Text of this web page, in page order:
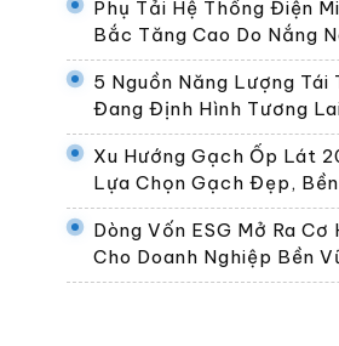
Phụ Tải Hệ Thống Điện
Bắc Tăng Cao Do Nắng
Dự Kiến Gần 30.000 MW
24/6
5 Nguồn Năng Lượng Tái
Đang Định Hình Tương
Của Thế Giới
Xu Hướng Gạch Ốp Lát
Lựa Chọn Gạch Đẹp,
Phù Hợp Không Gian
Đại
Dòng Vốn ESG Mở Ra Cơ
Cho Doanh Nghiệp Bền